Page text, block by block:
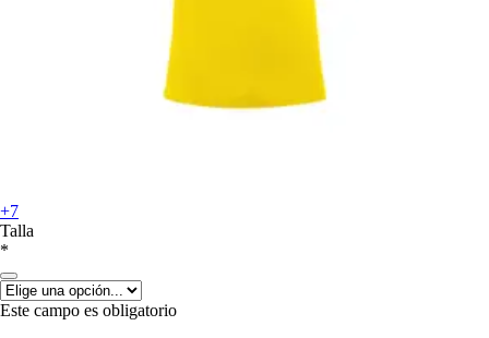
+7
Talla
*
Este campo es obligatorio